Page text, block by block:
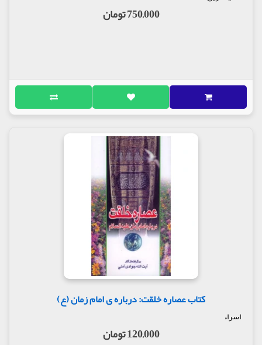
750,000 تومان
کتاب عصاره خلقت: درباره ی امام زمان (ع)
اسراء
120,000 تومان